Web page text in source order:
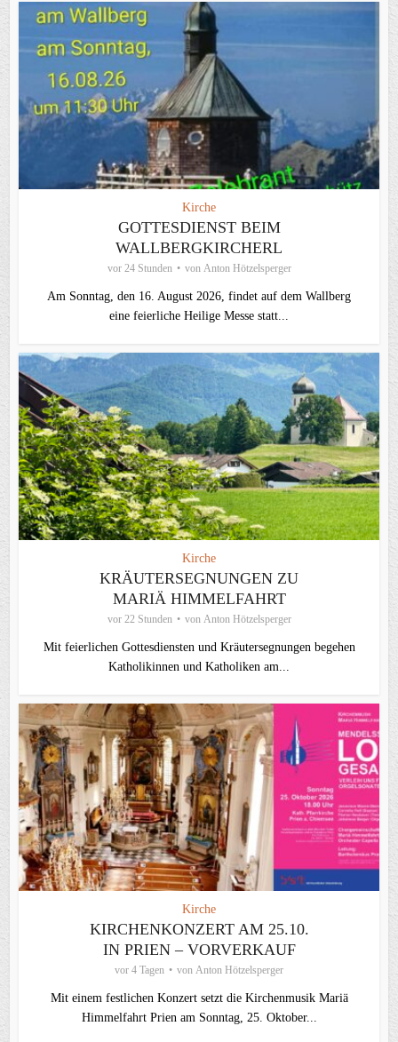
Kirche
GOTTESDIENST BEIM
WALLBERGKIRCHERL
vor 24 Stunden von Anton Hötzelsperger
Am Sonntag, den 16. August 2026, findet auf dem Wallberg
eine feierliche Heilige Messe statt...
Kirche
KRÄUTERSEGNUNGEN ZU
MARIÄ HIMMELFAHRT
vor 22 Stunden von Anton Hötzelsperger
Mit feierlichen Gottesdiensten und Kräutersegnungen begehen
Katholikinnen und Katholiken am...
Kirche
KIRCHENKONZERT AM 25.10.
IN PRIEN – VORVERKAUF
vor 4 Tagen von Anton Hötzelsperger
Mit einem festlichen Konzert setzt die Kirchenmusik Mariä
Himmelfahrt Prien am Sonntag, 25. Oktober...